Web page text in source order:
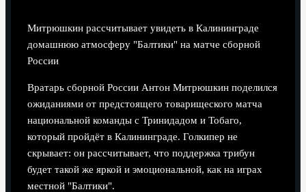
Митрюшкин рассчитывает увидеть в Калининграде
домашнюю атмосферу "Балтики" на матче сборной
России
Вратарь сборной России Антон Митрюшкин поделился
ожиданиями от предстоящего товарищеского матча
национальной команды с Тринидадом и Тобаго,
который пройдёт в Калининграде. Голкипер не
скрывает: он рассчитывает, что поддержка трибун
будет такой же яркой и эмоциональной, как на играх
местной "Балтики".